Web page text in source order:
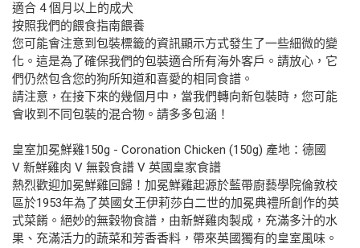
適合 4 個月以上的成犬
按照我們的餵食指南餵養
您可能會注意到包裝標籤的資訊顯示方式發生了一些細微的變
化。這是為了確保我們的包裝適合所有海外客戶。請放心，它
們仍然包含您的狗所知道和喜愛的相同食譜。
請注意，在接下來的幾個月中，當我們轉向新包裝時，您可能
會收到不同包裝的混合物。請多多包涵！
皇室加冕鮮雞150g - Coronation Chicken (150g) 產地：德國
V 新鮮雞肉 V 無穀食譜 V 英國皇家食譜
熱烈歡迎加冕鮮雞回歸！加冕鮮雞起源於藍帶廚藝學院倫敦校
區於1953年為了英國女王伊莉莎白二世的加冕典禮所創作的英
式菜餚。絕妙的無穀物食譜，由新鮮雞肉製成，充滿多汁的水
果、充滿活力的蔬菜和芳香香料，帶來英國獨有的皇室風味。